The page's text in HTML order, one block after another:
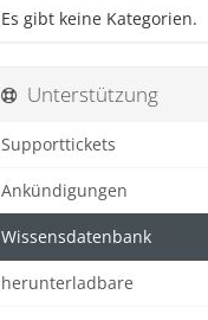
Es gibt keine Kategorien.
Unterstützung
Supporttickets
Ankündigungen
Wissensdatenbank
herunterladbare